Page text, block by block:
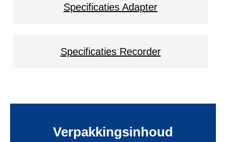
Specificaties Adapter
Specificaties Recorder
Verpakkingsinhoud